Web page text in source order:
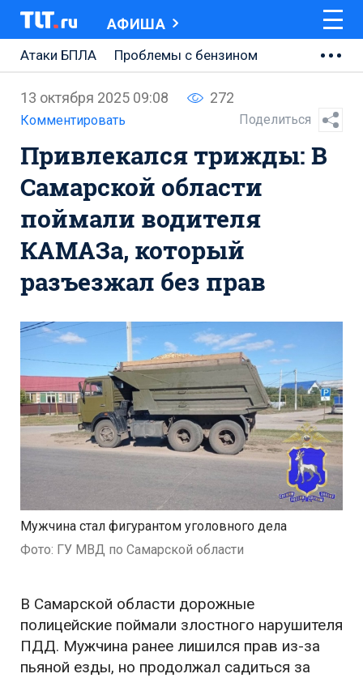
АФИША
Атаки БПЛА
Проблемы с бензином
АВТОВАЗ
Ремонт Центральной площади
Ремонт Обводного шоссе
Набережная Тольятти
Неделя Тольятти
13 октября 2025 09:08 272
Комментировать Поделиться
Привлекался трижды: В
Самарской области
поймали водителя
КАМАЗа, который
разъезжал без прав
Мужчина стал фигурантом уголовного дела
Фото: ГУ МВД по Самарской области
В Самарской области дорожные
полицейские поймали злостного нарушителя
ПДД. Мужчина ранее лишился прав из-за
пьяной езды, но продолжал садиться за